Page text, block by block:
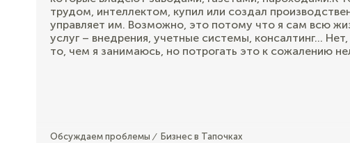
трудом, интеллектом, купил или создал
управляет им. Возможно, это потому что я сам всю
услуг – внедрения, учетные системы, консалтинг…
то, чем я занимаюсь, но потрогать это к сожалению
Обсуждаем проблемы ⁄ Бизнес в Тапочках